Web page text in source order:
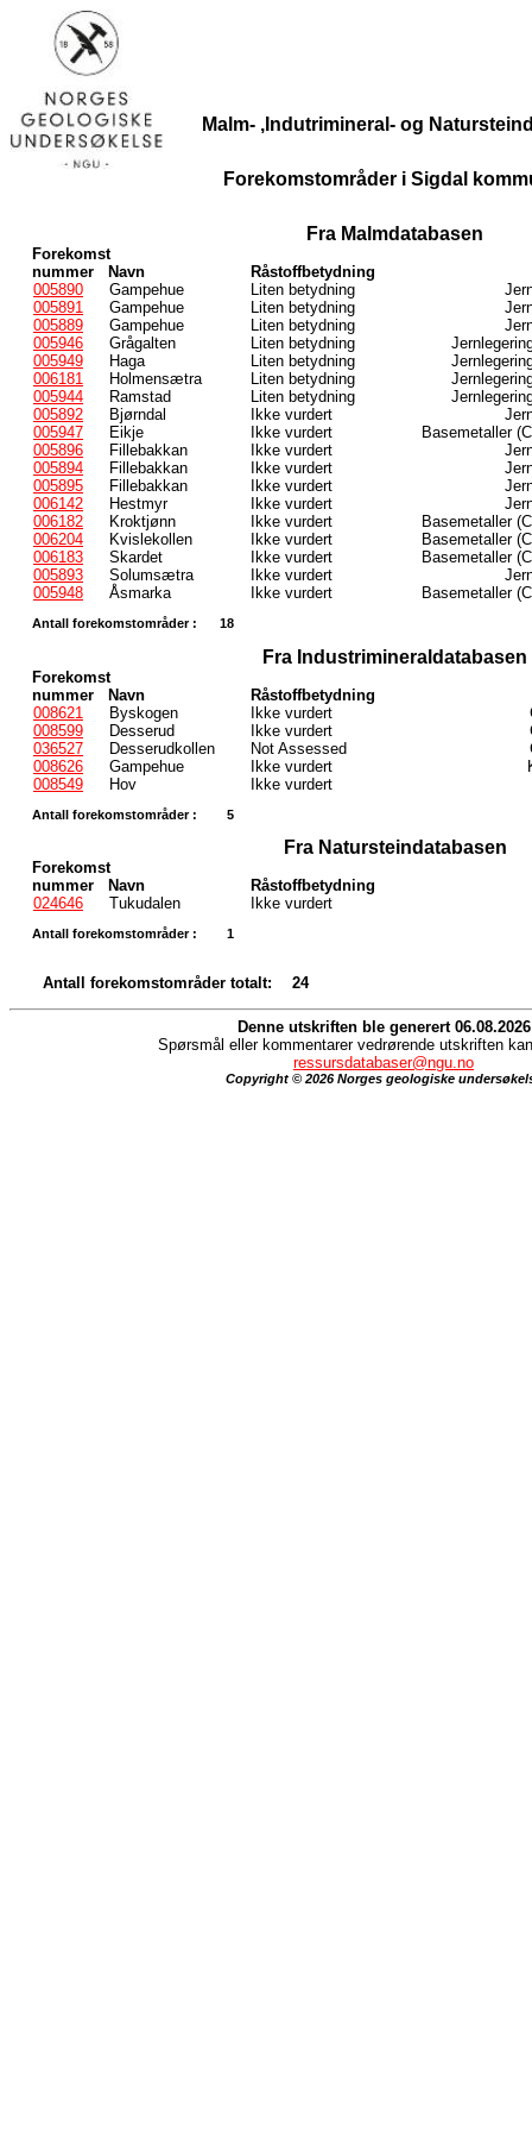
Malm- ,Indutrimineral- og
Forekomstområder i Sigdal
Fra Malmdatabasen
Forekomst
nummer
Navn
Råstoffbetydning
005890
Gampehue Liten betydning
005891
Gampehue Liten betydning
005889
Gampehue Liten betydning
005946
Grågalten Liten betydning
005949
Haga Liten betydning
006181
Holmensætra Liten betydning
005944
Ramstad Liten betydning
005892
Bjørndal Ikke vurdert
005947
Eikje Ikke vurdert
Basemetaller
005896
Fillebakkan Ikke vurdert
005894
Fillebakkan Ikke vurdert
005895
Fillebakkan Ikke vurdert
006142
Hestmyr Ikke vurdert
006182
Kroktjønn Ikke vurdert
Basemetaller
006204
Kvislekollen Ikke vurdert
Basemetaller
006183
Skardet Ikke vurdert
Basemetaller
005893
Solumsætra Ikke vurdert
005948
Åsmarka Ikke vurdert Basemetaller
Antall forekomstområder : 18
Fra Industrimineraldatabasen
Forekomst
nummer
Navn
Råstoffbetydning
008621
Byskogen Ikke vurdert
008599
Desserud Ikke vurdert
036527
Desserudkollen Not Assessed
008626
Gampehue Ikke vurdert
008549
Hov Ikke vurdert
Antall forekomstområder : 5
Fra Natursteindatabasen
Forekomst
nummer
Navn
Råstoffbetydning
024646
Tukudalen Ikke vurdert
Antall forekomstområder : 1
Antall forekomstområder totalt: 24
Denne utskriften ble generert 06.08.2026
Spørsmål eller kommentarer vedrørende utskriften
ressursdatabaser@ngu.no
Copyright © 2026 Norges geologiske